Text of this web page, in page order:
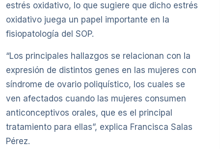
estrés oxidativo, lo que sugiere que dicho estrés
oxidativo juega un papel importante en la
fisiopatología del SOP.
“Los principales hallazgos se relacionan con la
expresión de distintos genes en las mujeres con
síndrome de ovario poliquístico, los cuales se
ven afectados cuando las mujeres consumen
anticonceptivos orales, que es el principal
tratamiento para ellas”, explica Francisca Salas
Pérez.